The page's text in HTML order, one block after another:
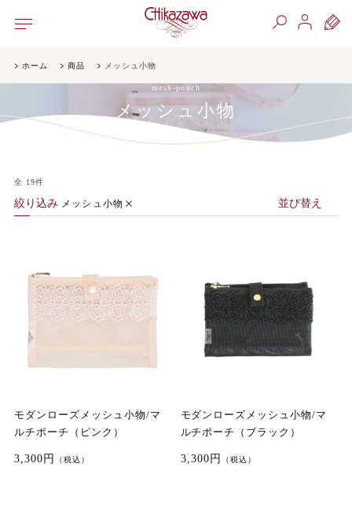
ホーム 商品 メッシュ小物
mesh-pouch
メッシュ小物
全 19件
絞り込み メッシュ小物 並び替え
モダンローズメッシュ小物/マ
ルチポーチ（ピンク）
3,300円 （税込）
モダンローズメッシュ小物/マ
ルチポーチ（ブラック）
3,300円 （税込）